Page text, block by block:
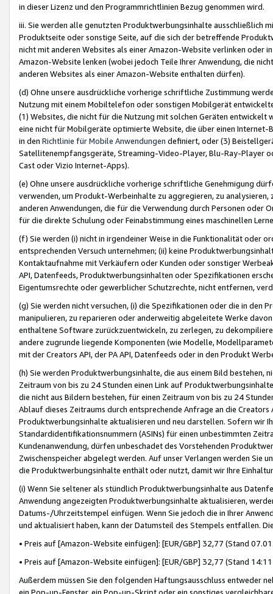
in dieser Lizenz und den Programmrichtlinien Bezug genommen wird.
iii. Sie werden alle genutzten Produktwerbungsinhalte ausschließlich
Produktseite oder sonstige Seite, auf die sich der betreffende
nicht mit anderen Websites als einer Amazon-Website verlinken oder
Amazon-Website lenken (wobei jedoch Teile Ihrer Anwendung, die
anderen Websites als einer Amazon-Website enthalten dürfen).
(d) Ohne unsere ausdrückliche vorherige schriftliche Zustimmung
Nutzung mit einem Mobiltelefon oder sonstigen Mobilgerät
(1) Websites, die nicht für die Nutzung mit solchen Geräten
eine nicht für Mobilgeräte optimierte Website, die über einen
in den Richtlinie für Mobile Anwendungen definiert, oder (3)
Satellitenempfangsgeräte, Streaming-Video-Player, Blu-Ray-Player
Cast oder Vizio Internet-Apps).
(e) Ohne unsere ausdrückliche vorherige schriftliche Genehmigung
verwenden, um Produkt-Werbeinhalte zu aggregieren, zu
anderen Anwendungen, die für die Verwendung durch Personen
für die direkte Schulung oder Feinabstimmung eines maschinellen
(f) Sie werden (i) nicht in irgendeiner Weise in die Funktionalität oder
entsprechenden Versuch unternehmen; (ii) keine
Kontaktaufnahme mit Verkäufern oder Kunden oder sonstiger
API, Datenfeeds, Produktwerbungsinhalten oder Spezifikationen
Eigentumsrechte oder gewerblicher Schutzrechte, nicht entfernen,
(g) Sie werden nicht versuchen, (i) die Spezifikationen oder die in
manipulieren, zu reparieren oder anderweitig abgeleitete Werke
enthaltene Software zurückzuentwickeln, zu zerlegen, zu
andere zugrunde liegende Komponenten (wie Modelle,
mit der Creators API, der PA API, Datenfeeds oder in den Produkt
(h) Sie werden Produktwerbungsinhalte, die aus einem Bild bestehen,
Zeitraum von bis zu 24 Stunden einen Link auf
die nicht aus Bildern bestehen, für einen Zeitraum von bis zu 24
Ablauf dieses Zeitraums durch entsprechende Anfrage an die
Produktwerbungsinhalte aktualisieren und neu darstellen. Sofern wir
Standardidentifikationsnummern (ASINs) für einen unbestimmten
Kundenanwendung, dürfen unbeschadet des Vorstehenden
Zwischenspeicher abgelegt werden. Auf unser Verlangen werden Sie
die Produktwerbungsinhalte enthält oder nutzt, damit wir Ihre
(i) Wenn Sie seltener als stündlich Produktwerbungsinhalte aus
Anwendung angezeigten Produktwerbungsinhalte aktualisieren,
Datums-/Uhrzeitstempel einfügen. Wenn Sie jedoch die in Ihrer
und aktualisiert haben, kann der Datumsteil des Stempels entfallen.
• Preis auf [Amazon-Website einfügen]: [EUR/GBP] 32,77 (Stand
• Preis auf [Amazon-Website einfügen]: [EUR/GBP] 32,77 (Stand
Außerdem müssen Sie den folgenden Haftungsausschluss entweder
ein Pop-up-Fenster, ein Pop-up-Skript oder ein sonstiges